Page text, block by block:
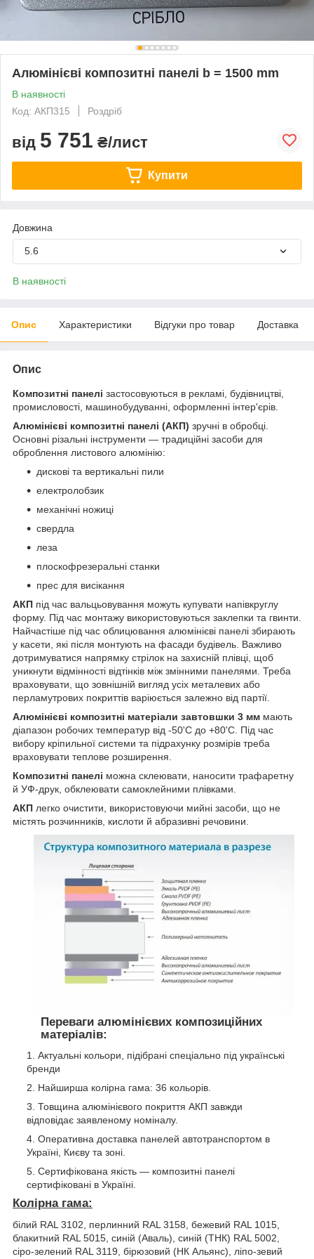
Алюмінієві композитні панелі b = 1500 mm
В наявності
Код: АКП315
Роздріб
від 5 751 ₴/лист
Купити
Довжина
5.6
В наявності
Опис Характеристики Відгуки про товар Доставка
Опис
Композитні панелі застосовуються в рекламі, будівництві,
промисловості, машинобудуванні, оформленні інтер'єрів.
Алюмінієві композитні панелі (АКП) зручні в обробці.
Основні різальні інструменти — традиційні засоби для
оброблення листового алюмінію:
дискові та вертикальні пили
електролобзик
механічні ножиці
свердла
леза
плоскофрезеральні станки
прес для висікання
АКП під час вальцьовування можуть купувати напівкруглу
форму. Під час монтажу використовуються заклепки та гвинти.
Найчастіше під час облицювання алюмінієві панелі збирають
у касети, які після монтують на фасади будівель. Важливо
дотримуватися напрямку стрілок на захисній плівці, щоб
уникнути відмінності відтінків між змінними панелями. Треба
враховувати, що зовнішній вигляд усіх металевих або
перламутрових покриттів варіюється залежно від партії.
Алюмінієві композитні матеріали завтовшки 3 мм мають
діапазон робочих температур від -50'C до +80'C. Під час
вибору кріпильної системи та підрахунку розмірів треба
враховувати теплове розширення.
Композитні панелі можна склеювати, наносити трафаретну
й УФ-друк, обклеювати самоклейними плівками.
АКП легко очистити, використовуючи мийні засоби, що не
містять розчинників, кислоти й абразивні речовини.
Переваги алюмінієвих композиційних
матеріалів:
Актуальні кольори, підібрані спеціально під українські
бренди
Найширша колірна гама: 36 кольорів.
Товщина алюмінієвого покриття АКП завжди
відповідає заявленому номіналу.
Оперативна доставка панелей автотранспортом в
Україні, Києву та зоні.
Сертифікована якість — композитні панелі
сертифіковані в Україні.
Колірна гама:
білий RAL 3102, перлинний RAL 3158, бежевий RAL 1015,
блакитний RAL 5015, синій (Аваль), синій (ТНК) RAL 5002,
сіро-зелений RAL 3119, бірюзовий (НК Альянс), ліпо-зевий